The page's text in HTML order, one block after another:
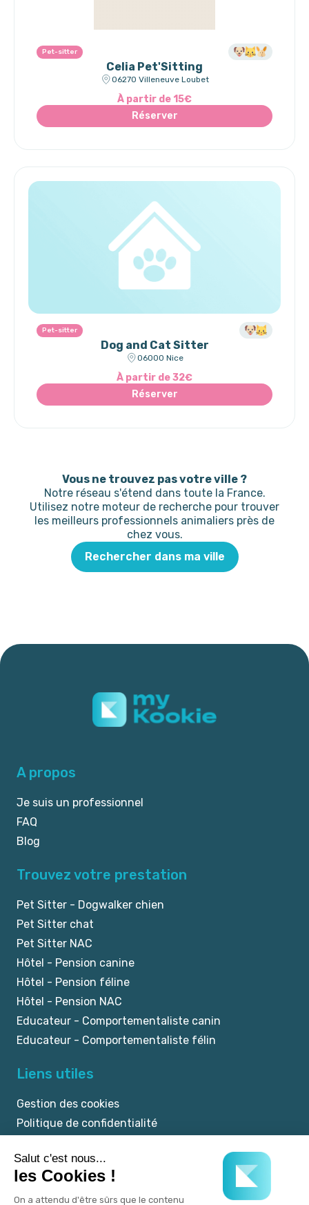
Pet-sitter
Celia Pet'Sitting
06270 Villeneuve Loubet
À partir de 15€
Réserver
Pet-sitter
Dog and Cat Sitter
06000 Nice
À partir de 32€
Réserver
Vous ne trouvez pas votre ville ?
Notre réseau s'étend dans toute la France.
Utilisez notre moteur de recherche pour trouver
les meilleurs professionnels animaliers près de
chez vous.
Rechercher dans ma ville
A propos
Je suis un professionnel
FAQ
Blog
Trouvez votre prestation
Pet Sitter - Dogwalker chien
Pet Sitter chat
Pet Sitter NAC
Hôtel - Pension canine
Hôtel - Pension féline
Hôtel - Pension NAC
Educateur - Comportementaliste canin
Educateur - Comportementaliste félin
Liens utiles
Gestion des cookies
Politique de confidentialité
CGU